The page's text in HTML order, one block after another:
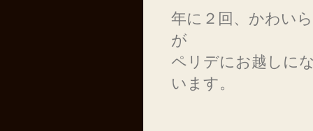
年に２回、かわい
が
ペリデにお越しに
います。